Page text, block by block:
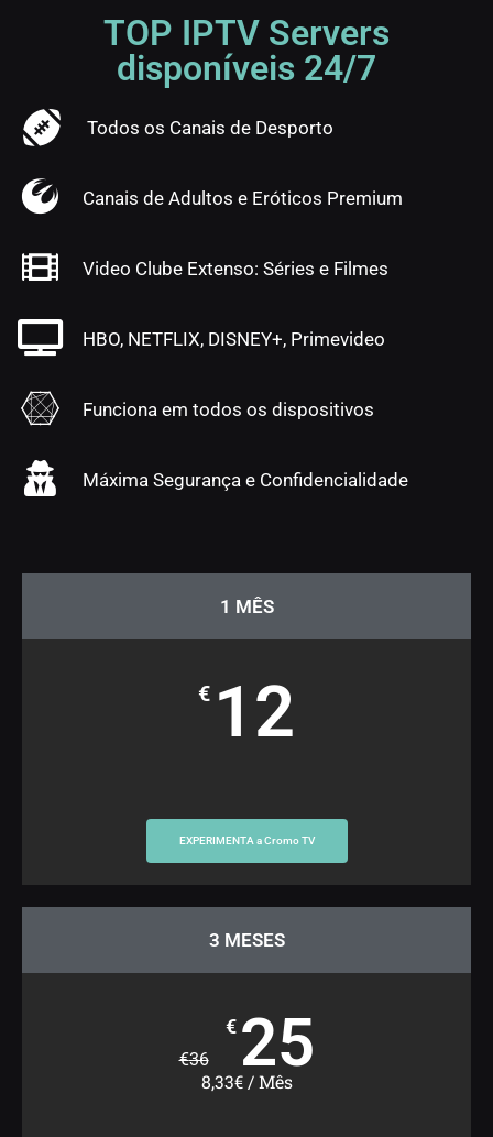
TOP IPTV Servers
disponíveis 24/7
Todos os Canais de Desporto
Canais de Adultos e Eróticos Premium
Video Clube Extenso: Séries e Filmes
HBO, NETFLIX, DISNEY+, Primevideo
Funciona em todos os dispositivos
Máxima Segurança e Confidencialidade
1 MÊS
€ 12
EXPERIMENTA a Cromo TV
3 MESES
€36
€ 25
8,33€ / Mês